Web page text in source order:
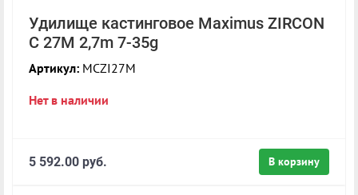
Удилище кастинговое Maximus ZIRCON
C 27M 2,7m 7-35g
Артикул: MCZI27M
Нет в наличии
В корзину
5 592.00 руб.